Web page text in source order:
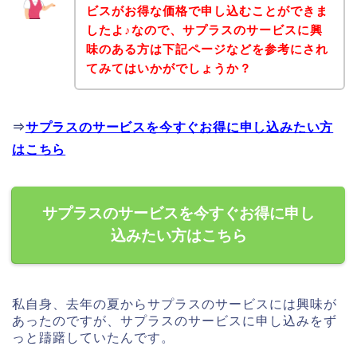
ビスがお得な価格で申し込むことができま
したよ♪なので、サプラスのサービスに興
味のある方は下記ページなどを参考にされ
てみてはいかがでしょうか？
⇒サプラスのサービスを今すぐお得に申し込みたい方
はこちら
サプラスのサービスを今すぐお得に申し
込みたい方はこちら
私自身、去年の夏からサプラスのサービスには興味が
あったのですが、サプラスのサービスに申し込みをず
っと躊躇していたんです。